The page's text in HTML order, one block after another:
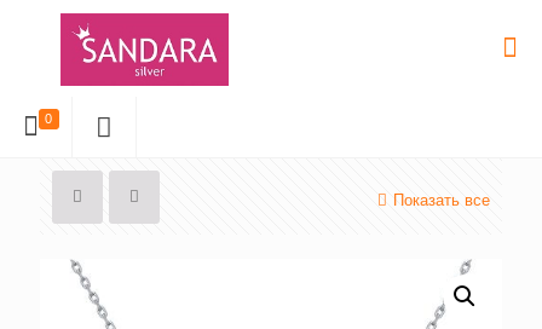
0
Показать все